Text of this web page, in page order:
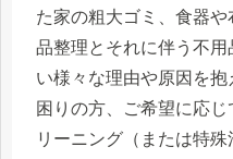
た家の粗大ゴミ、食器
品整理とそれに伴う不
い様々な理由や原因を
困りの方、ご希望に応
リーニング（または特